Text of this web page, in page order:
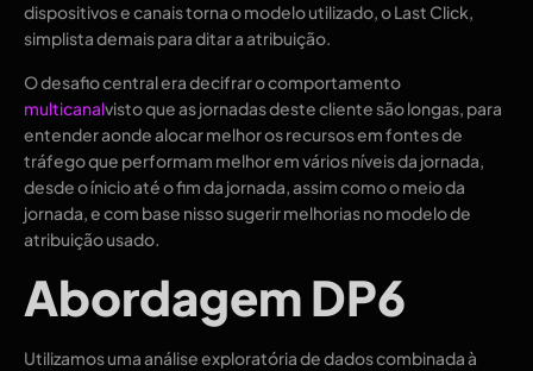
dispositivos e canais torna o modelo utilizado, o Last Click,
simplista demais para ditar a atribuição.
O desafio central era decifrar o comportamento
multicanalvisto que as jornadas deste cliente são longas, para
entender aonde alocar melhor os recursos em fontes de
tráfego que performam melhor em vários níveis da jornada,
desde o ínicio até o fim da jornada, assim como o meio da
jornada, e com base nisso sugerir melhorias no modelo de
atribuição usado.
Abordagem DP6
Utilizamos uma análise exploratória de dados combinada à